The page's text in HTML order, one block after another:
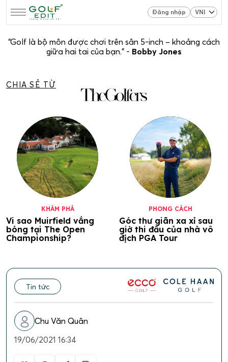
Đăng nhập
“Golf là bộ môn được chơi trên sân 5-inch – khoảng cách
giữa hai tai của bạn.” - Bobby Jones
CHIA SẺ TỪ
KHÁM PHÁ
Vi sao Muirfield vắng
bóng tại The Open
Championship?
PHONG CÁCH
Góc thư giãn xa xỉ sau
giờ thi đấu của nhà vô
địch PGA Tour
Tin tức
Chu Văn Quân
19/06/2021 16:34